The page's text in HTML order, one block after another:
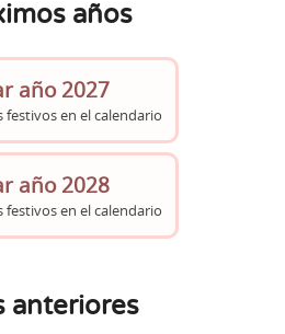
años
año 2027
festivos en el calendario
año 2028
festivos en el calendario
anteriores